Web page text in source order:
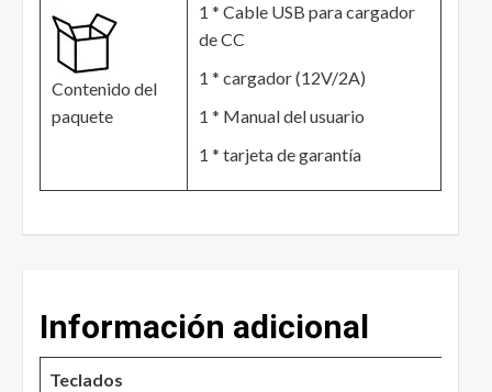
Contenido del
paquete
1 * Cable USB para cargador
de CC
1 * cargador (12V/2A)
1 * Manual del usuario
1 * tarjeta de garantía
Información adicional
Teclados